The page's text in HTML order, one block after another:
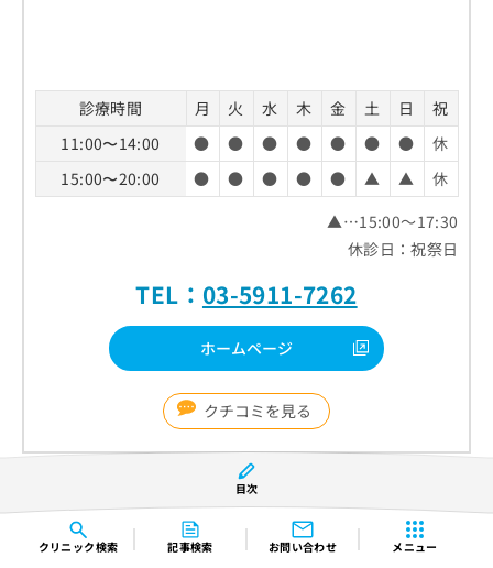
クリニック検索 記事検索 お問い合わせ メニュー
診療時間 月 火 水 木 金 土 日
祝
11:00〜14:00
● ● ● ● ● ● ●
休
15:00〜20:00
● ● ● ● ● ▲ ▲
休
▲…15:00～17:30
休診日：祝祭日
TEL： 03-5911-7262
ホームページ
クチコミを見る
池袋駅前内科・皮膚科クリニックの特徴
WEB予約が可能
目次